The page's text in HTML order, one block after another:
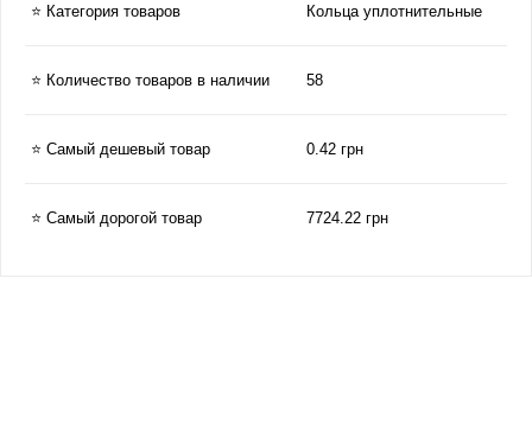
⭐ Категория товаров Кольца уплотнительные
⭐ Количество товаров в наличии 58
⭐ Самый дешевый товар 0.42 грн
⭐ Самый дорогой товар 7724.22 грн